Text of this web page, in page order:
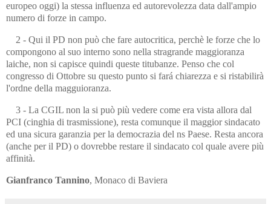
europeo oggi) la stessa influenza ed autorevolezza data dall'ampio
numero di forze in campo.
2 - Qui il PD non può che fare autocritica, perchè le forze che lo
compongono al suo interno sono nella stragrande maggioranza
laiche, non si capisce quindi queste titubanze. Penso che col
congresso di Ottobre su questo punto si fará chiarezza e si ristabilirà
l'ordne della magguioranza.
3 - La CGIL non la si può più vedere come era vista allora dal
PCI (cinghia di trasmissione), resta comunque il maggior sindacato
ed una sicura garanzia per la democrazia del ns Paese. Resta ancora
(anche per il PD) o dovrebbe restare il sindacato col quale avere più
affinità.
Gianfranco Tannino, Monaco di Baviera